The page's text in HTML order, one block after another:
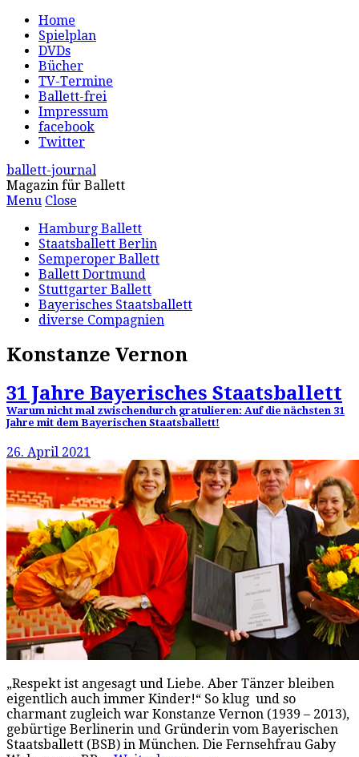
Home
Spielplan
DVDs
Bücher
TV-Termine
Ballett-frei
Impressum
facebook
Twitter
ballett-journal
Magazin für Ballett
Menu Close
Hamburg Ballett
Staatsballett Berlin
Semperoper Ballett
Ballett Dortmund
Stuttgarter Ballett
Bayerisches Staatsballett
diverse Compagnien
Konstanze Vernon
31 Jahre Bayerisches Staatsballett
Warum nicht mal zwischendurch gratulieren: Auf die nächsten 31
Jahre mit dem Bayerischen Staatsballett!
26. April 2021
„Respekt ist angesagt und Liebe. Aber Tänzer bleiben
eigentlich auch immer Kinder!“ So klug und so
charmant zugleich war Konstanze Vernon (1939 – 2013),
gebürtige Berlinerin und Gründerin vom Bayerischen
Staatsballett (BSB) in München. Die Fernsehfrau Gaby